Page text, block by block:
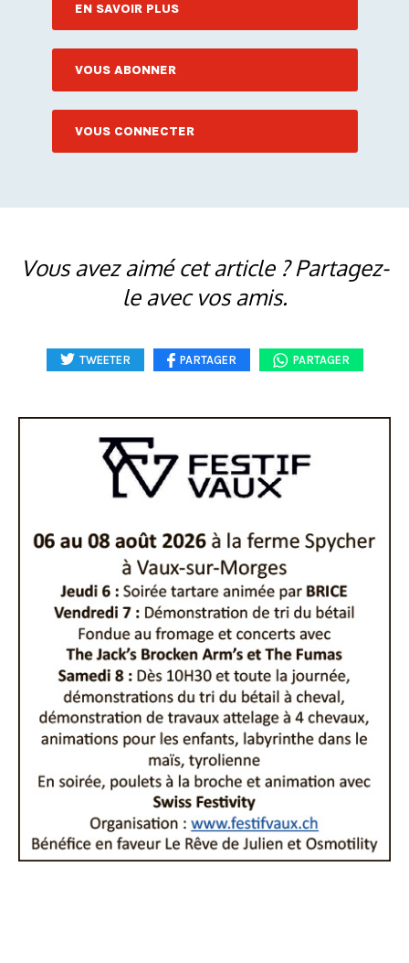
EN SAVOIR PLUS
VOUS ABONNER
VOUS CONNECTER
Vous avez aimé cet article ? Partagez-
le avec vos amis.
TWEETER PARTAGER PARTAGER